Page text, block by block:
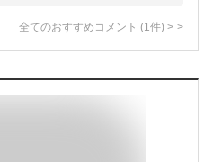
全てのおすすめコメント (1 件) >